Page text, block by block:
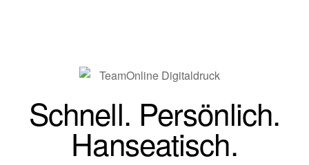
Schnell. Persönlich.
Hanseatisch.